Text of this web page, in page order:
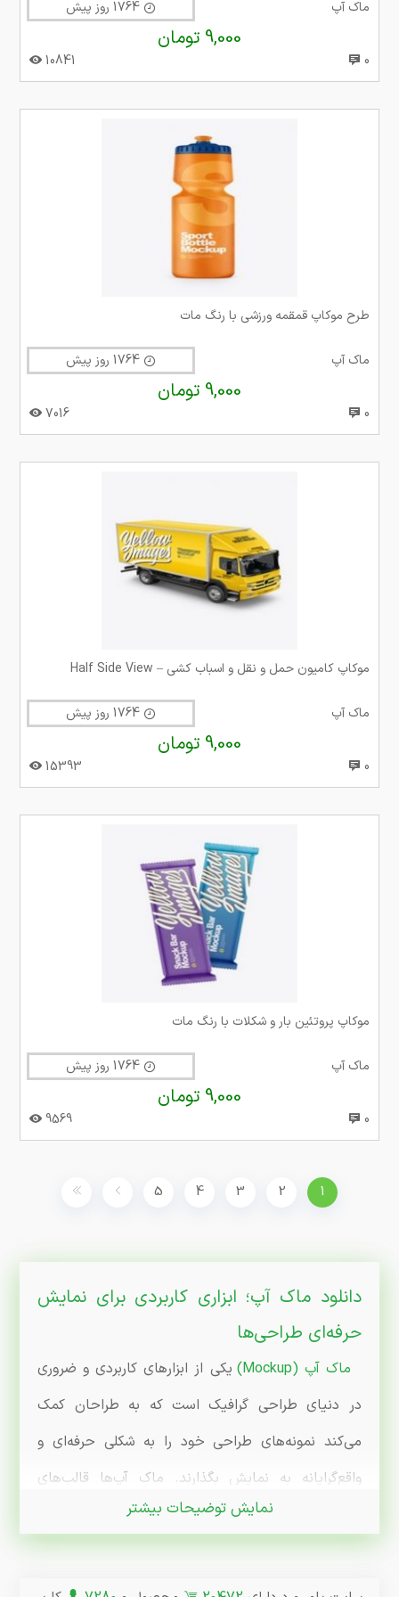
ماک آپ
9,000 تومان
0
10841
طرح موکاپ قمقمه ورزشی با رنگ مات
ماک آپ
9,000 تومان
0
7016
موکاپ کامیون حمل و نقل و اسباب کشی – Half Side View
ماک آپ
9,000 تومان
0
15393
موکاپ پروتئین بار و شکلات با رنگ مات
ماک آپ
9,000 تومان
0
9569
1
2
3
4
5
دانلود ماک آپ؛ ابزاری کاربردی برای نمایش
حرفه‌ای طراحی‌ها
ماک آپ (Mockup)
یکی از ابزارهای کاربردی و ضروری
در دنیای طراحی گرافیک است که به طراحان کمک
می‌کند نمونه‌های طراحی خود را به شکلی حرفه‌ای و
واقع‌گرایانه به نمایش بگذارند. ماک آپ‌ها قالب‌های
آماده‌ای هستند که به شما اجازه می‌دهند طرح‌های خود
را روی اجسام و سطوح مختلف مثل کارت ویزیت،
تیشرت، بیلبورد، و محصولات دیگر پیاده‌سازی و
نمایش توضیحات بیشتر